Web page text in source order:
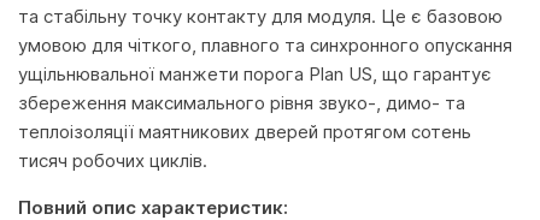
та стабільну точку контакту для модуля. Це є базовою
умовою для чіткого, плавного та синхронного опускання
ущільнювальної манжети порога Plan US, що гарантує
збереження максимального рівня звуко-, димо- та
теплоізоляції маятникових дверей протягом сотень
тисяч робочих циклів.
Повний опис характеристик: